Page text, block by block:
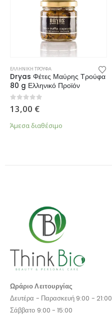
ΕΛΛΗΝΙΚΗ ΤΡΟΥΦΑ
Dryas Φέτες Μαύρης Τρούφα
80 g Ελληνικό Προϊόν
0 από 5
13,00 €
Άμεσα διαθέσιμο
Ωράριο Λειτουργίας
Δευτέρα - Παρασκευή 9:00 - 21:00
Σάββατο 9:00 - 15:00